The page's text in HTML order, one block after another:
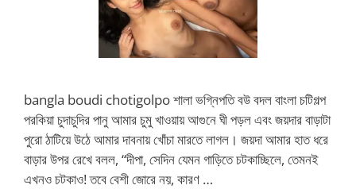
bangla boudi chotigolpo শালা ভগ্নিপতি বউ বদল বাংলা চটিগল্প
পরকিয়া চুদাচুদির পানু আমার চুমু খাওয়ায় আগুনে ঘী পড়ল এবং জয়দার বাড়াটা
পুরো ঠাটিয়ে উঠে আমার দাবনায় খোঁচা মারতে লাগল। জয়দা আমার হাত ধরে
বাড়ার উপর রেখে বলল, “দীপা, সেদিন যেমন গাড়িতে চটকাচ্ছিলে, তেমনই
এখনও চটকাও! তবে বেশী জোরে নয়, কারণ …